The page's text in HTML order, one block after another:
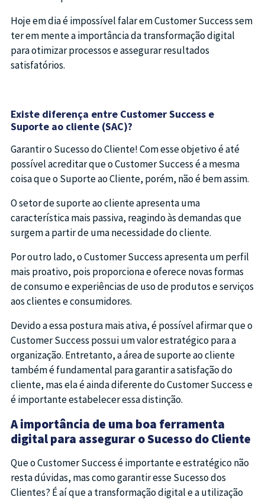
Hoje em dia é impossível falar em Customer Success sem
ter em mente a importância da transformação digital
para otimizar processos e assegurar resultados
satisfatórios.
Existe diferença entre Customer Success e
Suporte ao cliente (SAC)?
Garantir o Sucesso do Cliente! Com esse objetivo é até
possível acreditar que o Customer Success é a mesma
coisa que o Suporte ao Cliente, porém, não é bem assim.
O setor de suporte ao cliente apresenta uma
característica mais passiva, reagindo às demandas que
surgem a partir de uma necessidade do cliente.
Por outro lado, o Customer Success apresenta um perfil
mais proativo, pois proporciona e oferece novas formas
de consumo e experiências de uso de produtos e serviços
aos clientes e consumidores.
Devido a essa postura mais ativa, é possível afirmar que o
Customer Success possui um valor estratégico para a
organização. Entretanto, a área de suporte ao cliente
também é fundamental para garantir a satisfação do
cliente, mas ela é ainda diferente do Customer Success e
é importante estabelecer essa distinção.
A importância de uma boa ferramenta
digital para assegurar o Sucesso do Cliente
Que o Customer Success é importante e estratégico não
resta dúvidas, mas como garantir esse Sucesso dos
Clientes? É aí que a transformação digital e a utilização